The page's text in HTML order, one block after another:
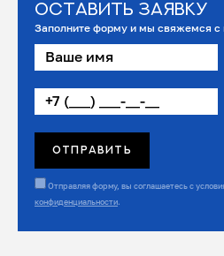
Оставить заявку
Заполните форму и мы свяжемся
Отправляя форму, вы соглашаетесь с
конфиденциальности.